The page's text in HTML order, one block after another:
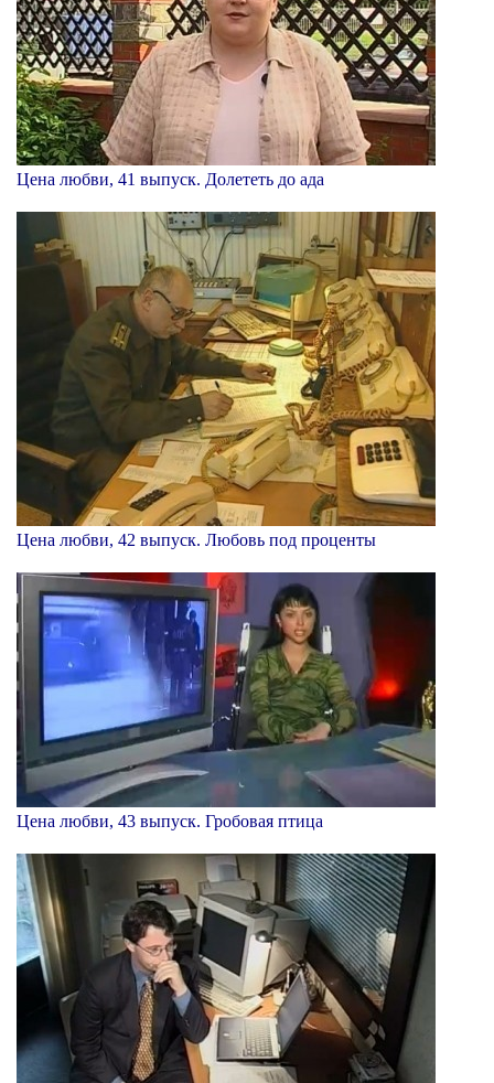
Цена любви, 41 выпуск. Долететь до ада
Цена любви, 42 выпуск. Любовь под проценты
Цена любви, 43 выпуск. Гробовая птица